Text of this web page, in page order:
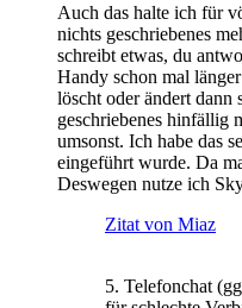
Auch das halte ich für
nichts geschriebenes
schreibt etwas, du
Handy schon mal
löscht oder ändert dann
geschriebenes
umsonst. Ich habe das
eingeführt wurde. Da
Deswegen nutze ich
Zitat von Miaz
5. Telefonchat